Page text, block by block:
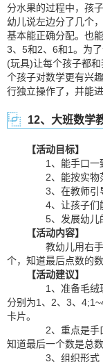
分水果的过程中，孩
幼儿说左边分了几个
基本能正确分配。也
3、5和2、6和1。为
(玩具)让每个孩子都
个孩子对数学更有兴
行独立操作了，并能
12、大班数学
【活动目标】
1、能手口一致
2、能按实物范
3、在教师引导
4、让孩子们能
5、发展幼儿的
【活动内容】
教幼儿用右手
个，知道最后点数的
【活动建议】
1、准备毛绒玩
分别为1、2、3、
卡片。
2、重点是手口
知道最后一个数是总数
3、组织形式